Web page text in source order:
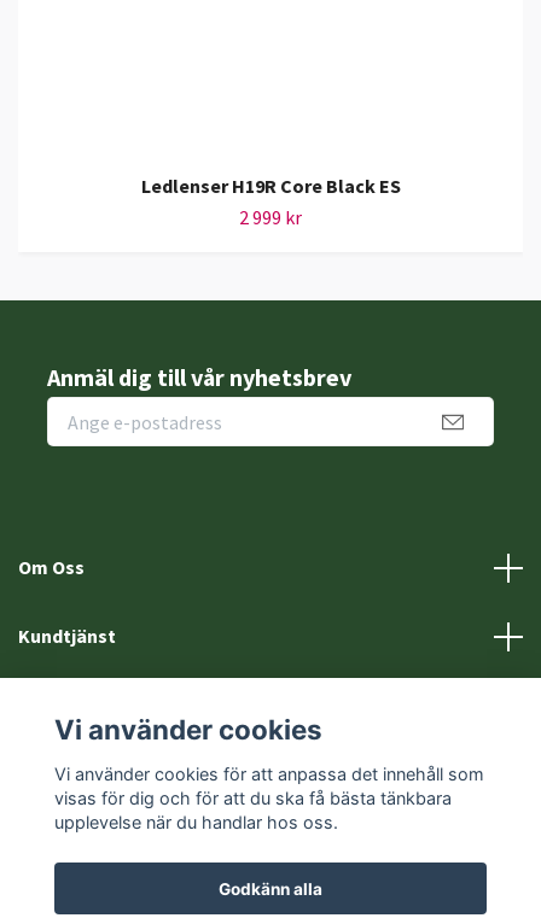
Ledlenser H19R Core Black ES
2 999 kr
Anmäl dig till vår nyhetsbrev
Om Oss
Kundtjänst
Sociala medier
Vi använder cookies
Vi använder cookies för att anpassa det innehåll som
visas för dig och för att du ska få bästa tänkbara
upplevelse när du handlar hos oss.
Godkänn alla